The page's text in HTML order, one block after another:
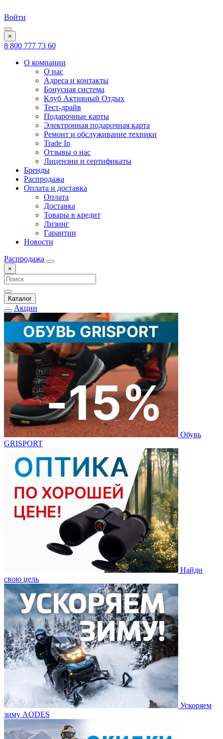
Войти
×
8 800 777 73 60
О компании
О нас
Адреса и контакты
Бонусная система
Клуб Активный Отдых
Тест-драйв
Подарочные карты
Электронная подарочная карта
Ремонт и обслуживание техники
Trade In
Отзывы о нас
Лицензии и сертификаты
Бренды
Распродажа
Оплата и доставка
Оплата
Доставка
Товары в кредит
Лизинг
Гарантии
Новости
Распродажа
×
Каталог
Акции
Обувь
GRISPORT
Найди
свою цель
Ускоряем
зиму AODES